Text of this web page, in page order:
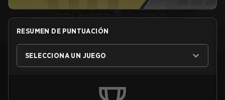
RESUMEN DE PUNTUACIÓN
SELECCIONA UN JUEGO